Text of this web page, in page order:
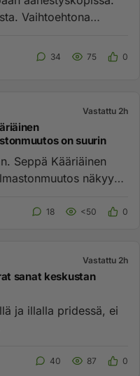
Vaihtoehtona
34 75 0
Vastattu 2h
on suurin
Seppä Kääriäinen
näkyy
18 <50 0
Vastattu 2h
sanat keskustan
ja illalla pridessä, ei
40 87 0